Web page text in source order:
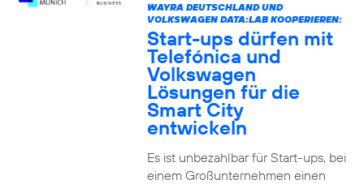
WAYRA DEUTSCHLAND UND
VOLKSWAGEN DATA:LAB KOOPERIEREN:
Start-ups dürfen mit
Telefónica und
Volkswagen
Lösungen für die
Smart City
entwickeln
Es ist unbezahlbar für Start-ups, bei
einem Großunternehmen einen